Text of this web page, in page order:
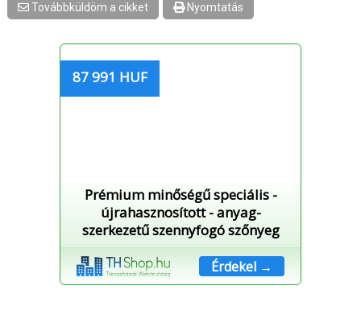
Továbbküldöm a cikket Nyomtatás
87 991 HUF
Prémium minőségű speciális -
újrahasznosított - anyag-
szerkezetű szennyfogó szőnyeg
Érdekel →